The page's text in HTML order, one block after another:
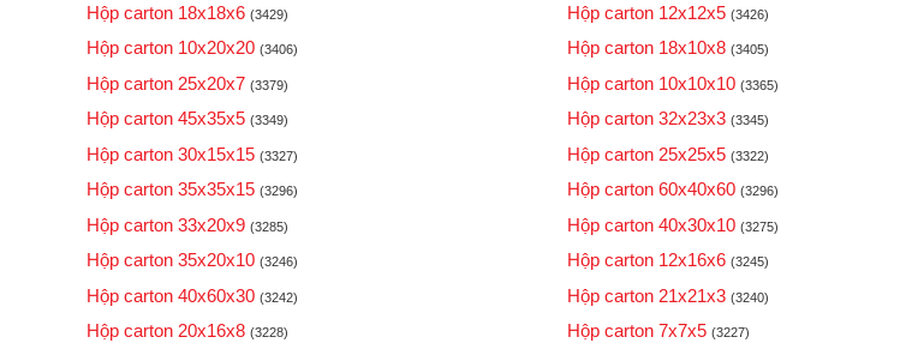
Hộp carton 18x18x6 (3429) Hộp carton 12x12x5 (3426)
Hộp carton 10x20x20 (3406) Hộp carton 18x10x8 (3405)
Hộp carton 25x20x7 (3379) Hộp carton 10x10x10 (3365)
Hộp carton 45x35x5 (3349) Hộp carton 32x23x3 (3345)
Hộp carton 30x15x15 (3327) Hộp carton 25x25x5 (3322)
Hộp carton 35x35x15 (3296) Hộp carton 60x40x60 (3296)
Hộp carton 33x20x9 (3285) Hộp carton 40x30x10 (3275)
Hộp carton 35x20x10 (3246) Hộp carton 12x16x6 (3245)
Hộp carton 40x60x30 (3242) Hộp carton 21x21x3 (3240)
Hộp carton 20x16x8 (3228) Hộp carton 7x7x5 (3227)